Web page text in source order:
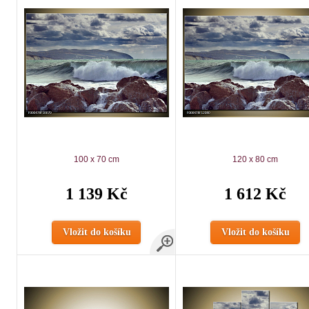
100 x 70 cm
1 139 Kč
Vložit do košíku
120 x 80 cm
1 612 Kč
Vložit do košíku